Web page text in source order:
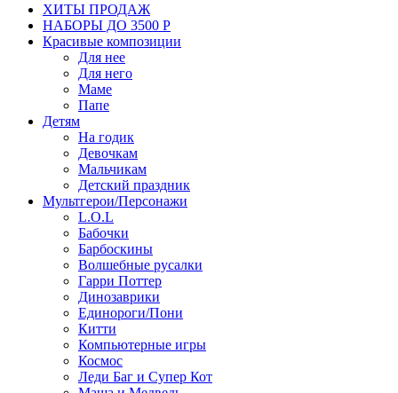
ХИТЫ ПРОДАЖ
НАБОРЫ ДО 3500 Р
Красивые композиции
Для нее
Для него
Маме
Папе
Детям
На годик
Девочкам
Мальчикам
Детский праздник
Мультгерои/Персонажи
L.O.L
Бабочки
Барбоскины
Волшебные русалки
Гарри Поттер
Динозаврики
Единороги/Пони
Китти
Компьютерные игры
Космос
Леди Баг и Супер Кот